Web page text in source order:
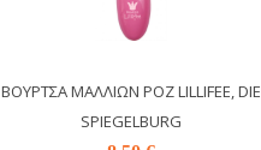
ΒΟΎΡΤΣΑ ΜΑΛΛΙΏΝ ΡΟΖ LILLIFEE, DIE
SPIEGELBURG